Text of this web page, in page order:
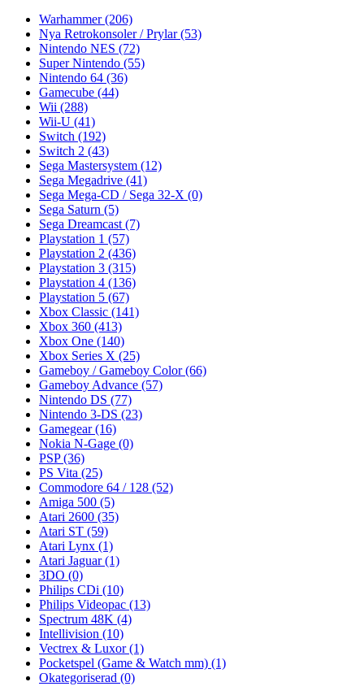
Warhammer(206)
Nya Retrokonsoler / Prylar(53)
Nintendo NES (72)
Super Nintendo (55)
Nintendo 64 (36)
Gamecube (44)
Wii (288)
Wii-U (41)
Switch (192)
Switch 2 (43)
Sega Mastersystem (12)
Sega Megadrive (41)
Sega Mega-CD / Sega 32-X (0)
Sega Saturn (5)
Sega Dreamcast (7)
Playstation 1 (57)
Playstation 2 (436)
Playstation 3 (315)
Playstation 4 (136)
Playstation 5 (67)
Xbox Classic (141)
Xbox 360 (413)
Xbox One (140)
Xbox Series X (25)
Gameboy / Gameboy Color(66)
Gameboy Advance (57)
Nintendo DS (77)
Nintendo 3-DS (23)
Gamegear(16)
Nokia N-Gage (0)
PSP(36)
PS Vita (25)
Commodore 64 / 128 (52)
Amiga 500 (5)
Atari 2600 (35)
Atari ST (59)
Atari Lynx (1)
Atari Jaguar(1)
3DO (0)
Philips CDi (10)
Philips Videopac (13)
Spectrum 48K (4)
Intellivision (10)
Vectrex & Luxor(1)
Pocketspel (Game & Watch mm) (1)
Okategoriserad (0)